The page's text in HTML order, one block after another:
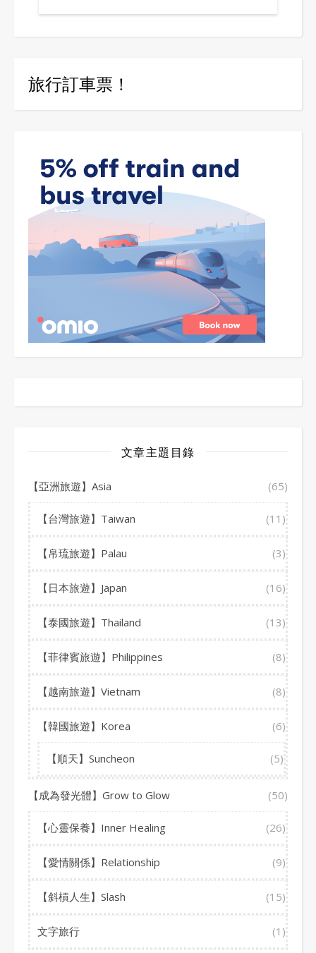
旅行訂車票！
文章主題目錄
【亞洲旅遊】Asia (65)
【台灣旅遊】Taiwan (11)
【帛琉旅遊】Palau (3)
【日本旅遊】Japan (16)
【泰國旅遊】Thailand (13)
【菲律賓旅遊】Philippines (8)
【越南旅遊】Vietnam (8)
【韓國旅遊】Korea (6)
【順天】Suncheon (5)
【成為發光體】Grow to Glow (50)
【心靈保養】Inner Healing (26)
【愛情關係】Relationship (9)
【斜槓人生】Slash (15)
文字旅行 (1)